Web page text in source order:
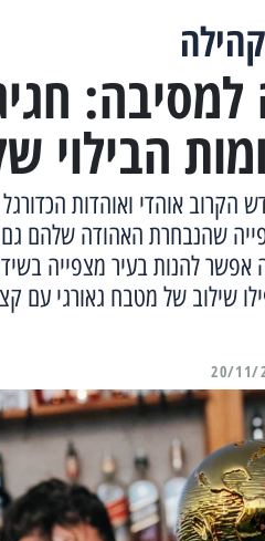
הבילוי
הקרוב אוהדי ואוהדות
שהנבחרת האהודה שלהם גם
אפשר להנות בעיר מצפייה
שילוב של מטבח גאורגי עם